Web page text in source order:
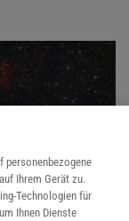
personenbezogene
Ihrem Gerät zu.
Technologien für
Ihnen Dienste